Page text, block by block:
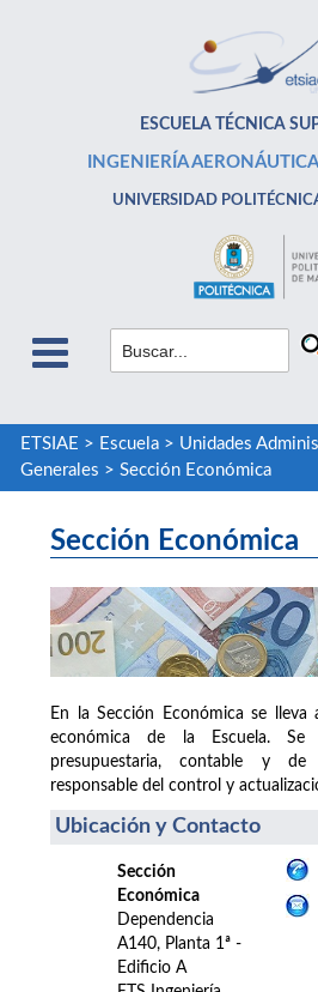
ESCUELA TÉCNICA
INGENIERÍA
UNIVERSIDAD
ETSIAE > Escuela> Unidades
Generales > Sección Económica
Sección Económica
En la Sección Económica se
económica de la Escuela.
presupuestaria, contable y de
responsable del control y
Ubicación y Contacto
Sección
Económica
Dependencia
A140, Planta 1ª -
Edificio A